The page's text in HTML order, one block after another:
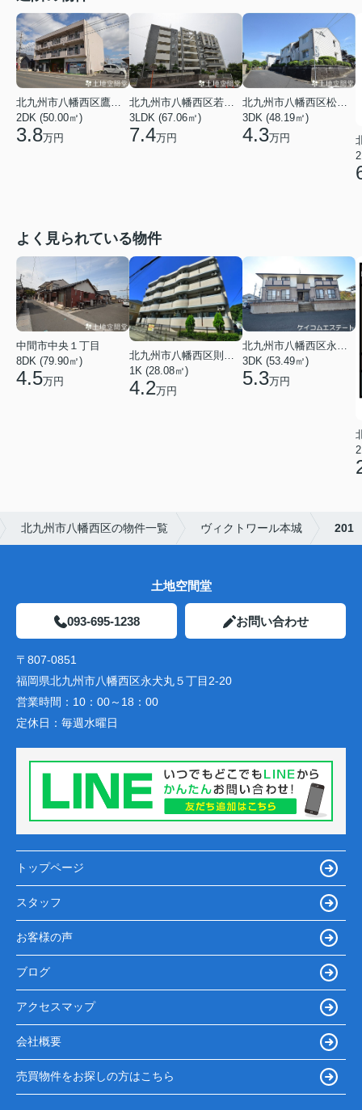
2DK (50.00㎡)
3.8万円
3LDK (67.06㎡)
7.4万円
3DK (48.19㎡)
4.3万円
よく見られている物件
中間市中央１丁目
8DK (79.90㎡)
4.5万円
北九州市八幡西区則松１丁目
1K (28.08㎡)
4.2万円
3DK (53.49㎡)
5.3万円
北九州市八幡西区の物件一覧 ヴィクトワール本城 201
土地空間堂
093-695-1238 お問い合わせ
〒807-0851
福岡県北九州市八幡西区永犬丸５丁目2-20
営業時間： 10：00～18：00
定休日： 毎週水曜日
トップページ
スタッフ
お客様の声
ブログ
アクセスマップ
会社概要
売買物件をお探しの方はこちら